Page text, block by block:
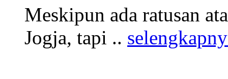
Meskipun ada ratusan
Jogja, tapi ..